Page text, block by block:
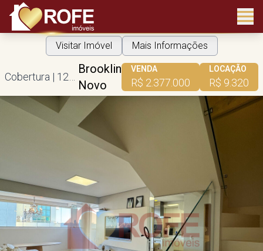
Brooklin
Novo
VENDA
R$ 2.377.000
LOCAÇÃO
R$ 9.320
Visitar Imóvel Mais Informações